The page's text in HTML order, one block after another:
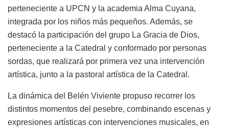
perteneciente a UPCN y la academia Alma Cuyana,
integrada por los niños más pequeños. Además, se
destacó la participación del grupo La Gracia de Dios,
perteneciente a la Catedral y conformado por personas
sordas, que realizará por primera vez una intervención
artística, junto a la pastoral artística de la Catedral.
La dinámica del Belén Viviente propuso recorrer los
distintos momentos del pesebre, combinando escenas y
expresiones artísticas con intervenciones musicales, en